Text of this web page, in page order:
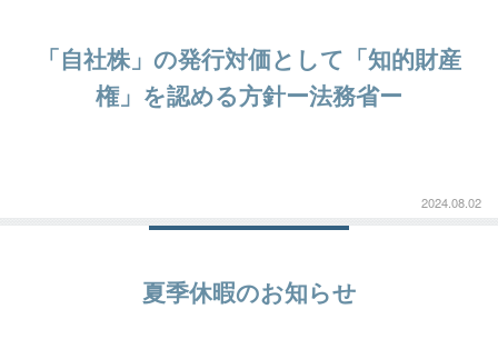
「自社株」の発行対価として「知的財産
権」を認める方針ー法務省ー
2024.08.02
夏季休暇のお知らせ